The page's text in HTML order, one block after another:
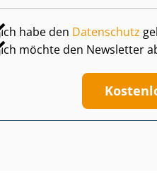
Ich habe den Datenschutz
Ich möchte den Newsletter